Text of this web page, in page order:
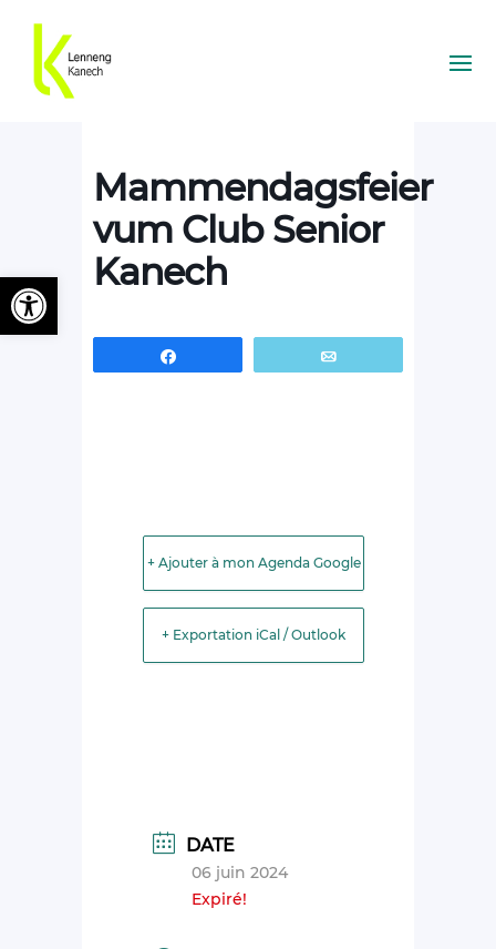
Mammendagsfeier
vum Club Senior
Kanech
+ Ajouter à mon Agenda Google
+ Exportation iCal / Outlook
DATE
06 juin 2024
Expiré!
Ouvrir la barre d’outils